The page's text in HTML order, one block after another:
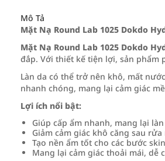
Mô Tả
Mặt Nạ Round Lab 1025 Dokdo
Mặt Nạ Round Lab 1025 Dokdo
đắp. Với thiết kế tiện lợi, sản phẩm
Làn da có thể trở nên khô, mất
nhanh chóng, mang lại cảm giác
Lợi ích nổi bật:
Giúp cấp ẩm nhanh, mang lại
Giảm cảm giác khô căng sau rửa
Tạo nền ẩm tốt cho các bước
Mang lại cảm giác thoải mái, dễ